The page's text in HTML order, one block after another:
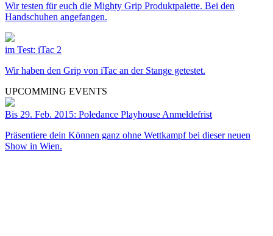
Wir testen für euch die Mighty Grip Produktpalette. Bei den
Handschuhen angefangen.
im Test: iTac 2
Wir haben den Grip von iTac an der Stange getestet.
UPCOMMING EVENTS
Bis 29. Feb. 2015: Poledance Playhouse Anmeldefrist
Präsentiere dein Können ganz ohne Wettkampf bei dieser neuen
Show in Wien.